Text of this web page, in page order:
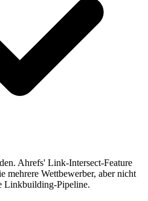
Ahrefs' Link-Intersect-Feature
mehrere Wettbewerber, aber nicht
Linkbuilding-Pipeline.